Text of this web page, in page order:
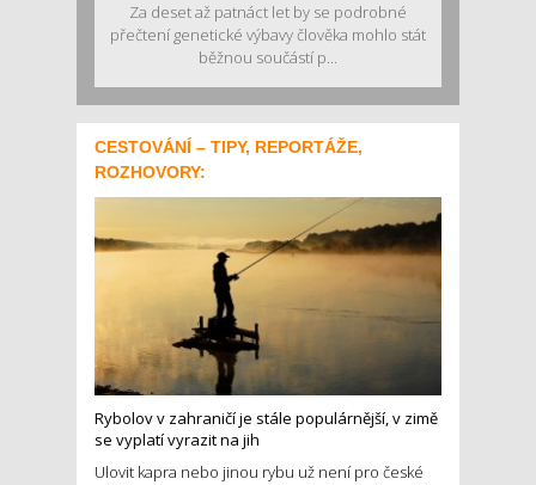
Za deset až patnáct let by se podrobné
přečtení genetické výbavy člověka mohlo stát
běžnou součástí p...
CESTOVÁNÍ – TIPY, REPORTÁŽE,
ROZHOVORY:
Rybolov v zahraničí je stále populárnější, v zimě
se vyplatí vyrazit na jih
Ulovit kapra nebo jinou rybu už není pro české